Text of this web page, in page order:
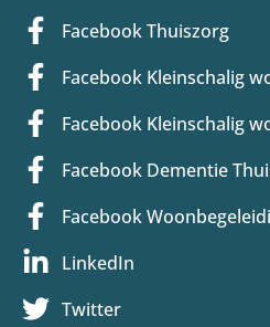
Facebook Thuiszorg
Facebook Kleinschalig
Facebook Kleinschalig
Facebook Dementie
Facebook
LinkedIn
Twitter